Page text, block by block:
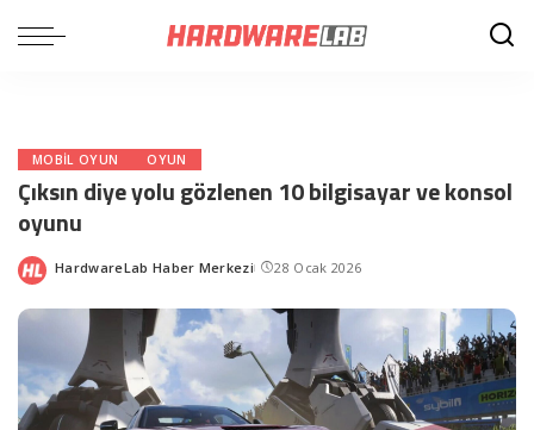
MOBIL OYUN OYUN
Çıksın diye yolu gözlenen 10 bilgisayar ve konsol
oyunu
Posted
HardwareLab Haber Merkezi 28 Ocak 2026